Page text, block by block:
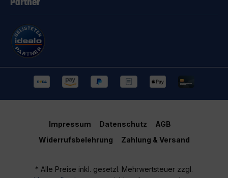
Impressum Datenschutz
AGB
Widerrufsbelehrung
Zahlung & Versand
* Alle Preise inkl. gesetzl. Mehrwertsteuer zzgl.